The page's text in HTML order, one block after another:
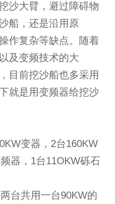
沙大臂，避过障碍物
船，还是沿用原
作复杂等缺点。随着
及变频技术的大
目前挖沙船也多采用
就是用变频器给挖沙
变器，2台160KW
器，1台11OKW砾石
台共用一台90KW的